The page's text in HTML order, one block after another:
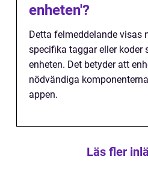
enheten'?
Detta felmeddelande visas
specifika taggar eller koder
enheten. Det betyder att
nödvändiga
appen.
Läs fler